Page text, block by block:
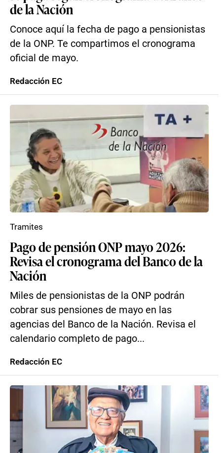
de la Nación
Conoce aquí la fecha de pago a pensionistas
de la ONP. Te compartimos el cronograma
oficial de mayo.
Redacción EC
Pago de pensión ONP mayo 2026:
Revisa el cronograma del Banco de la
Nación
Miles de pensionistas de la ONP podrán
cobrar sus pensiones de mayo en las
agencias del Banco de la Nación. Revisa el
calendario completo de pago...
Tramites
Redacción EC